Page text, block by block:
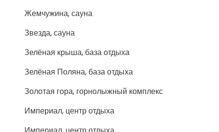
Жемчужина, сауна
Звезда, сауна
Зелёная крыша, база отдыха
Зелёная Поляна, база отдыха
Золотая гора, горнолыжный комплекс
Империал, центр отдыха